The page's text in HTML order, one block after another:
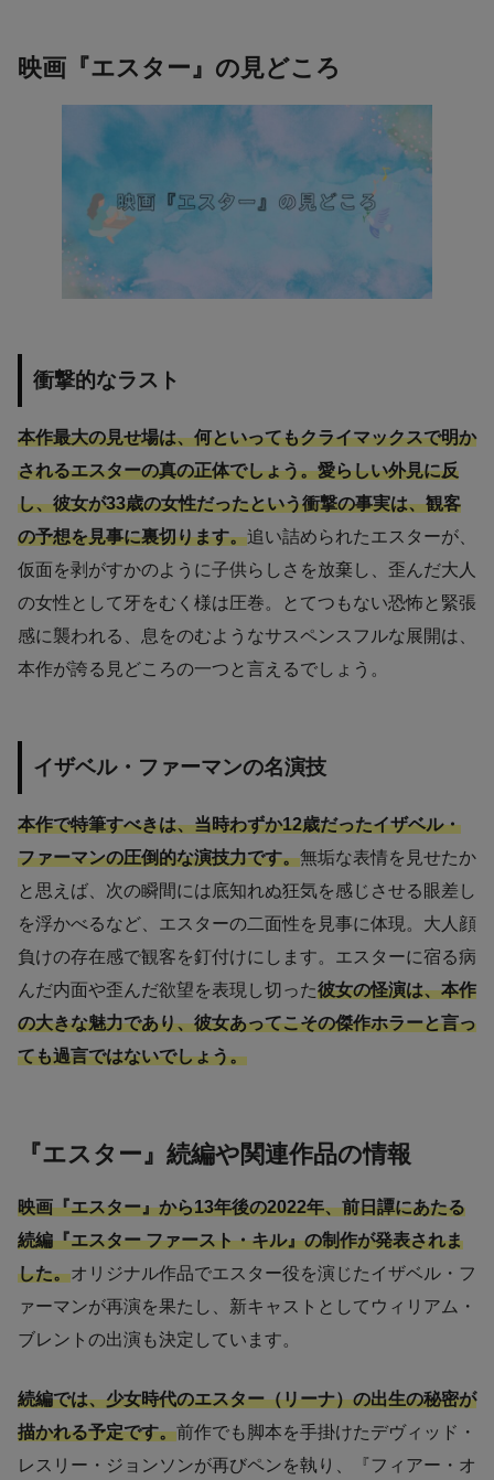
映画『エスター』の見どころ
衝撃的なラスト
本作最大の見せ場は、何といってもクライマックスで明か
されるエスターの真の正体でしょう。愛らしい外見に反
し、彼女が33歳の女性だったという衝撃の事実は、観客
の予想を見事に裏切ります。追い詰められたエスターが、
仮面を剥がすかのように子供らしさを放棄し、歪んだ大人
の女性として牙をむく様は圧巻。とてつもない恐怖と緊張
感に襲われる、息をのむようなサスペンスフルな展開は、
本作が誇る見どころの一つと言えるでしょう。
イザベル・ファーマンの名演技
本作で特筆すべきは、当時わずか12歳だったイザベル・
ファーマンの圧倒的な演技力です。無垢な表情を見せたか
と思えば、次の瞬間には底知れぬ狂気を感じさせる眼差し
を浮かべるなど、エスターの二面性を見事に体現。大人顔
負けの存在感で観客を釘付けにします。エスターに宿る病
んだ内面や歪んだ欲望を表現し切った彼女の怪演は、本作
の大きな魅力であり、彼女あってこその傑作ホラーと言っ
ても過言ではないでしょう。
『エスター』続編や関連作品の情報
映画『エスター』から13年後の2022年、前日譚にあたる
続編『エスター ファースト・キル』の制作が発表されま
した。オリジナル作品でエスター役を演じたイザベル・フ
ァーマンが再演を果たし、新キャストとしてウィリアム・
ブレントの出演も決定しています。
続編では、少女時代のエスター（リーナ）の出生の秘密が
描かれる予定です。前作でも脚本を手掛けたデヴィッド・
レスリー・ジョンソンが再びペンを執り、『フィアー・オ